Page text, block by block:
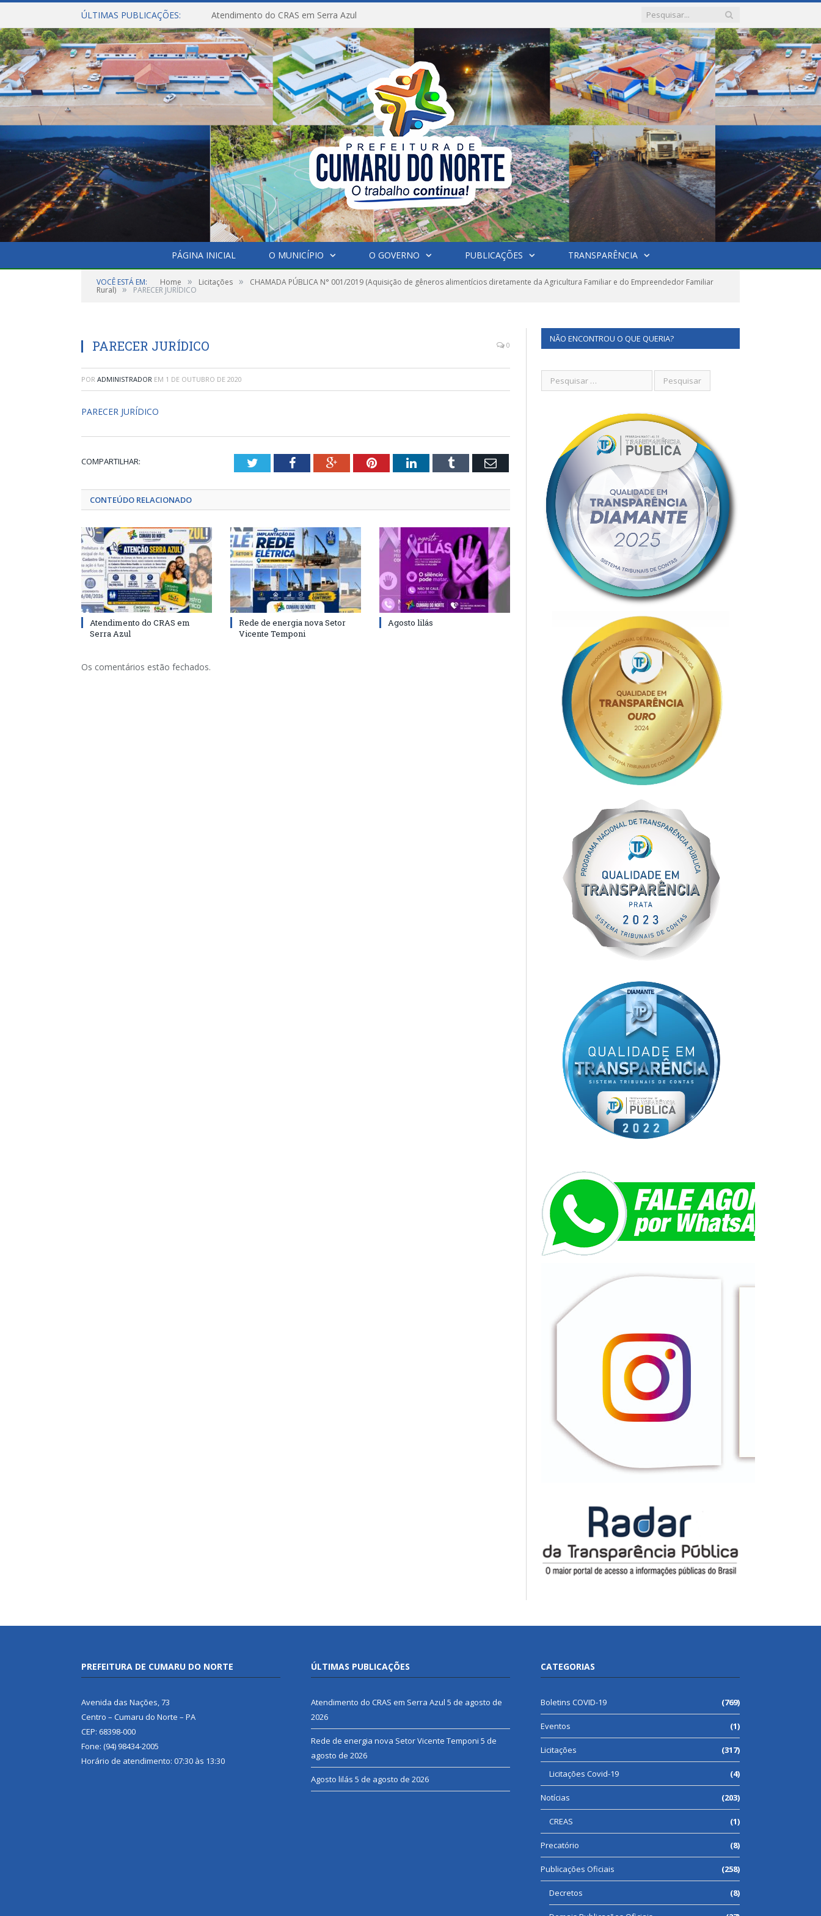
ÚLTIMAS PUBLICAÇÕES: Atendimento do CRAS em Serra Azul
PÁGINA INICIAL O MUNICÍPIO O GOVERNO PUBLICAÇÕES TRANSPARÊNCIA
VOCÊ ESTÁ EM: Home » Licitações » CHAMADA PÚBLICA N° 001/2019 (Aquisição de gêneros alimentícios diretamente da Agricultura Familiar e do Empreendedor Familiar
Rural) » PARECER JURÍDICO
PARECER JURÍDICO 0
POR ADMINISTRADOR EM 1 DE OUTUBRO DE 2020
PARECER JURÍDICO
COMPARTILHAR: TwitterFacebookGoogle+PinterestLinkedInTumblr Email
CONTEÚDO RELACIONADO
Atendimento do CRAS em
Serra Azul
Rede de energia nova Setor
Vicente Temponi
Agosto lilás
Os comentários estão fechados.
NÃO ENCONTROU O QUE QUERIA?
PREFEITURA DE CUMARU DO NORTE
Avenida das Nações, 73
Centro – Cumaru do Norte – PA
CEP: 68398-000
Fone: (94) 98434-2005
Horário de atendimento: 07:30 às 13:30
ÚLTIMAS PUBLICAÇÕES
Atendimento do CRAS em Serra Azul 5 de agosto de
2026
Rede de energia nova Setor Vicente Temponi 5 de
agosto de 2026
Agosto lilás 5 de agosto de 2026
CATEGORIAS
Boletins COVID-19 (769)
Eventos (1)
Licitações (317)
Licitações Covid-19 (4)
Notícias (203)
CREAS (1)
Precatório (8)
Publicações Oficiais (258)
Decretos (8)